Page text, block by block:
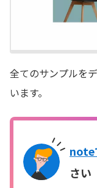
全てのサンプルを
います。
note
さい